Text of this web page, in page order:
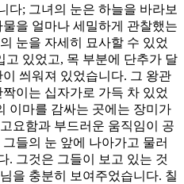
다; 그녀의 눈은 하늘을 바라보
을 얼마나 세밀하게 관찰했는
눈을 자세히 묘사할 수 있었
고 있었고, 목 부분에 단추가 달
씌워져 있었습니다. 그 왕관
이는 십자가로 가득 차 있었
이마를 감싸는 곳에는 장미가
요함과 부드러운 움직임이 공
들의 눈 앞에 나아가고 물러
. 그것은 그들이 보고 있는 것
을 충분히 보여주었습니다. 칠